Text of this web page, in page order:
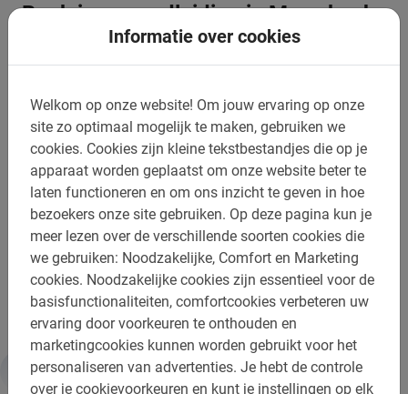
Informatie over cookies
Welkom op onze website! Om jouw ervaring op onze
site zo optimaal mogelijk te maken, gebruiken we
cookies. Cookies zijn kleine tekstbestandjes die op je
apparaat worden geplaatst om onze website beter te
laten functioneren en om ons inzicht te geven in hoe
bezoekers onze site gebruiken. Op deze pagina kun je
meer lezen over de verschillende soorten cookies die
we gebruiken: Noodzakelijke, Comfort en Marketing
cookies. Noodzakelijke cookies zijn essentieel voor de
basisfunctionaliteiten, comfortcookies verbeteren uw
ervaring door voorkeuren te onthouden en
marketingcookies kunnen worden gebruikt voor het
personaliseren van advertenties. Je hebt de controle
over je cookievoorkeuren en kunt je instellingen op elk
Boek jouw rondleiding in Marrakech
nu veilig online
stad! Je doet dit gemakkelijk en veilig via ons
boekingsmenu. Je ontvangt direct een bevestigingsmail
met alle informatie. Ontdek samen met de lokale gids de
prachtige historie en cultuur van deze mooie oude stad!
En laat je helemaal onderdompelen in het Marrokkaanse
leven.
Een Marrakech fietstour van Baja Bikes maakt je
vakantie pas echt compleet!